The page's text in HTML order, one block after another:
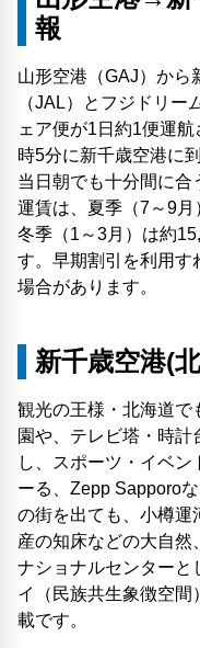
報
山形空港（GAJ）から
（JAL）とフジドリ
ェア便が1日約1便運
時5分に新千歳空港に
当日朝でも十分間に
運賃は、夏季（7～9月
冬季（1～3月）は約
す。早期割引を利用す
場合があります。
新千歳空港(
観光の王様・北海道で
園や、テレビ塔・時計
し、スポーツ・イベン
ーる、Zepp Sapporo
の街を出ても、小樽運
産の知床などの大自然
ナショナルセンターと
イ（民族共生象徴空
載です。